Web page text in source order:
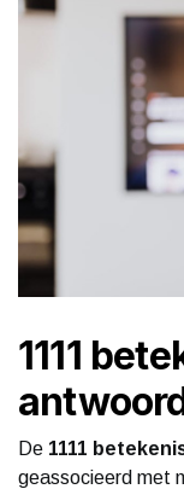
1111
De 1111
geassocieerd met